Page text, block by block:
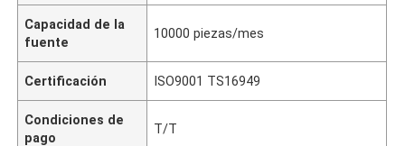
Capacidad de la
fuente
10000 piezas/mes
Certificación ISO9001 TS16949
Condiciones de
pago
T/T